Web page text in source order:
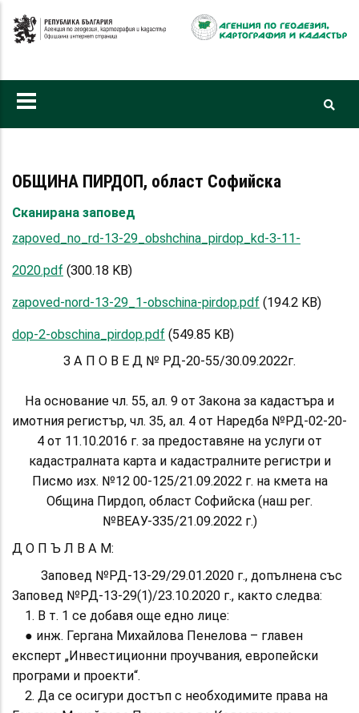
към
ОБЩИНА ПИРДОП, област Софийска
Сканирана заповед
zapoved_no_rd-13-29_obshchina_pirdop_kd-3-11-
2020.pdf (300.18 KB)
zapoved-nord-13-29_1-obschina-pirdop.pdf (194.2 KB)
dop-2-obschina_pirdop.pdf (549.85 KB)
З А П О В Е Д № РД-20-55/30.09.2022г.
На основание чл. 55, ал. 9 от Закона за кадастъра и
имотния регистър, чл. 35, ал. 4 от Наредба №РД-02-20-
4 от 11.10.2016 г. за предоставяне на услуги от
кадастралната карта и кадастралните регистри и
Писмо изх. №12 00-125/21.09.2022 г. на кмета на
Община Пирдоп, област Софийска (наш рег.
№ВЕАУ-335/21.09.2022 г.)
Д О П Ъ Л В А М:
Заповед №РД-13-29/29.01.2020 г., допълнена със
Заповед №РД-13-29(1)/23.10.2020 г., както следва:
1. В т. 1 се добавя още едно лице:
● инж. Гергана Михайлова Пенелова – главен
експерт „Инвестиционни проучвания, европейски
програми и проекти“.
2. Да се осигури достъп с необходимите права на